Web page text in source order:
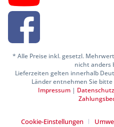
* Alle Preise inkl. gesetzl.
nicht anders
Lieferzeiten gelten innerhalb
Länder entnehmen Sie bitte
Impressum |
Cookie-Einstellungen